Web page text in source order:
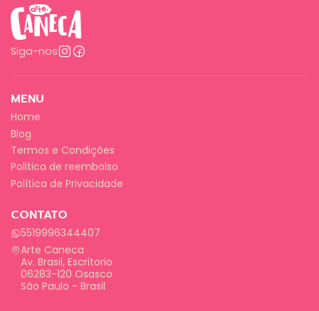
Siga-nos
MENU
Home
Blog
Termos e Condições
Politica de reembolso
Política de Privacidade
CONTATO
5519996344407
Arte Caneca
Av. Brasil, Escritorio
06283-120 Osasco
São Paulo - Brasil